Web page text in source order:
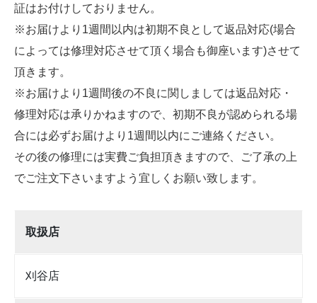
証はお付けしておりません。
※お届けより1週間以内は初期不良として返品対応(場合
によっては修理対応させて頂く場合も御座います)させて
頂きます。
※お届けより1週間後の不良に関しましては返品対応・
修理対応は承りかねますので、初期不良が認められる場
合には必ずお届けより1週間以内にご連絡ください。
その後の修理には実費ご負担頂きますので、ご了承の上
でご注文下さいますよう宜しくお願い致します。
取扱店
刈谷店